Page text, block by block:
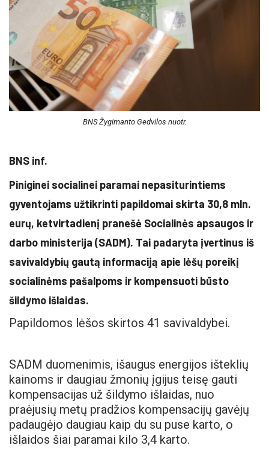
BNS Žygimanto Gedvilos nuotr.
BNS inf.
Piniginei socialinei paramai nepasiturintiems
gyventojams užtikrinti papildomai skirta 30,8 mln.
eurų, ketvirtadienį pranešė Socialinės apsaugos ir
darbo ministerija (SADM). Tai padaryta įvertinus iš
savivaldybių gautą informaciją apie lėšų poreikį
socialinėms pašalpoms ir kompensuoti būsto
šildymo išlaidas.
Papildomos lėšos skirtos 41 savivaldybei.
SADM duomenimis, išaugus energijos išteklių
kainoms ir daugiau žmonių įgijus teisę gauti
kompensacijas už šildymo išlaidas, nuo
praėjusių metų pradžios kompensacijų gavėjų
padaugėjo daugiau kaip du su puse karto, o
išlaidos šiai paramai kilo 3,4 karto.